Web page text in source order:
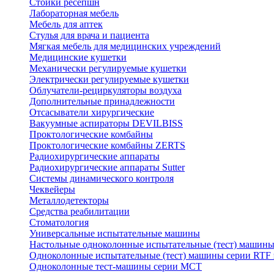
Стойки ресепшн
Лабораторная мебель
Мебель для аптек
Стулья для врача и пациента
Мягкая мебель для медицинских учреждений
Медицинские кушетки
Механически регулируемые кушетки
Электрически регулируемые кушетки
Облучатели-рециркуляторы воздуха
Дополнительные принадлежности
Отсасыватели хирургические
Вакуумные аспираторы DEVILBISS
Проктологические комбайны
Проктологические комбайны ZERTS
Радиохирургические аппараты
Радиохирургические аппараты Sutter
Системы динамического контроля
Чеквейеры
Металлодетекторы
Средства реабилитации
Стоматология
Универсальные испытательные машины
Настольные одноколонные испытательные (тест)
Одноколонные испытательные (тест) машины серии RTF
Одноколонные тест-машины серии MCT